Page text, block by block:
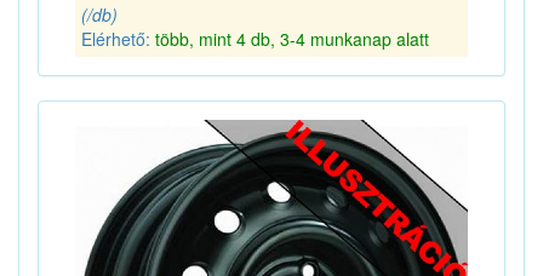
(/db)
Elérhető: több, mint 4 db, 3-4 munkanap alatt